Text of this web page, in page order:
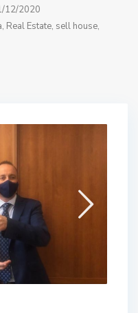
12/2020
, Real Estate, sell house,